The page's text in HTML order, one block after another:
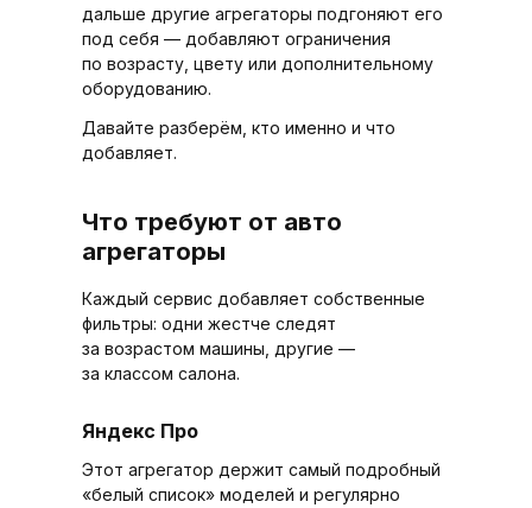
дальше другие агрегаторы подгоняют его
под себя — добавляют ограничения
по возрасту, цвету или дополнительному
оборудованию.
Давайте разберём, кто именно и что
добавляет.
Что требуют от авто
агрегаторы
Каждый сервис добавляет собственные
фильтры: одни жестче следят
за возрастом машины, другие —
за классом салона.
Яндекс Про
Этот агрегатор держит самый подробный
«белый список» моделей и регулярно